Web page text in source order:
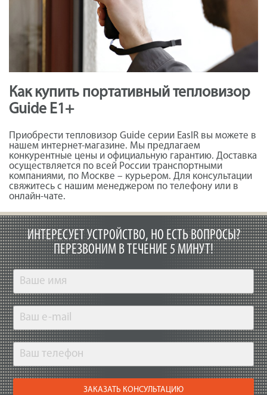
Как купить портативный тепловизор
Guide E1+
Приобрести тепловизор Guide серии EasIR вы можете в
нашем интернет-магазине. Мы предлагаем
конкурентные цены и официальную гарантию. Доставка
осуществляется по всей России транспортными
компаниями, по Москве – курьером. Для консультации
свяжитесь с нашим менеджером по телефону или в
онлайн-чате.
ИНТЕРЕСУЕТ УСТРОЙСТВО, НО ЕСТЬ ВОПРОСЫ?
ПЕРЕЗВОНИМ В ТЕЧЕНИЕ 5 МИНУТ!
ЗАКАЗАТЬ КОНСУЛЬТАЦИЮ